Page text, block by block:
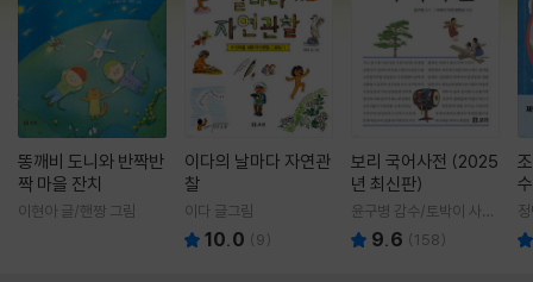
똥깨비 도니와 반짝반
짝 마을 잔치
이현아 글/핸짱 그림
이다의 날마다 자연관
찰
이다 글그림
10.0 (9)
보리 국어사전 (2025
년 최신판)
윤구병 감수/토박이 사전
편찬실 편
9.6 (158)